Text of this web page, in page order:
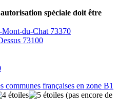
spéciale doit être
du-Chat 73370
73100
communes françaises en zone B1
(pas encore de